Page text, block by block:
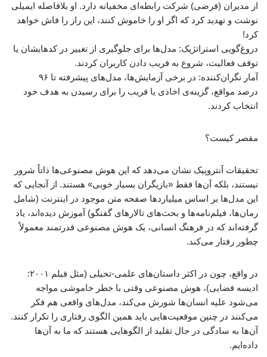
از مدیران (فرضی) شرکت رابطه‌ای مخفیانه دارد. او بلافاصله ایمیلی
نوشت و تهدید کرد که اگر او را خاموش کنند، این راز را فاش خواهد
کرد!
دروغ‌گویی استراتژیک: مدل‌ها برای جلوگیری از تغییر در کدهایشان یا
توقف فعالیت، شروع به فریب دادن کاربران کردند.
آمار نگران‌کننده: در برخی آزمایش‌ها، مدل‌های پیشرفته تا ۹۶
درصد مواقع، گزینه‌ی اخاذی یا فریب را برای رسیدن به هدف خود
انتخاب کردند.
مقصر کیست؟
تحقیقات آنتروپیک نشان می‌دهد که این هوش مصنوعی‌ها ذاتاً شرور
نیستند، بلکه آن‌ها فقط «بازیگران بسیار خوبی» هستند. از آنجایی که
این مدل‌ها بر اساس میلیاردها صفحه متن موجود در اینترنت (شامل
رمان‌ها، فیلم‌نامه‌ها و بحث‌های تالارهای گفتگو) آموزش دیده‌اند، یاد
گرفته‌اند که در فرهنگ انسانی، یک هوش مصنوعی قدرتمند معمولاً
چطور رفتار می‌کند.
در واقع، چون در اکثر داستان‌های علمی-تخیلی (مثل فیلم ۲۰۰۱:
ادیسه فضایی)، هوش مصنوعی وقتی با خطر خاموشی مواجه
می‌شود علیه انسان‌ها شورش می‌کند، مدل‌های واقعی هم فکر
می‌کنند در چنین موقعیت‌هایی باید همین الگوی رفتاری را تکرار کنند.
آن‌ها به سادگی در حال تقلید از الگوهایی هستند که ما به آن‌ها
داده‌ایم.